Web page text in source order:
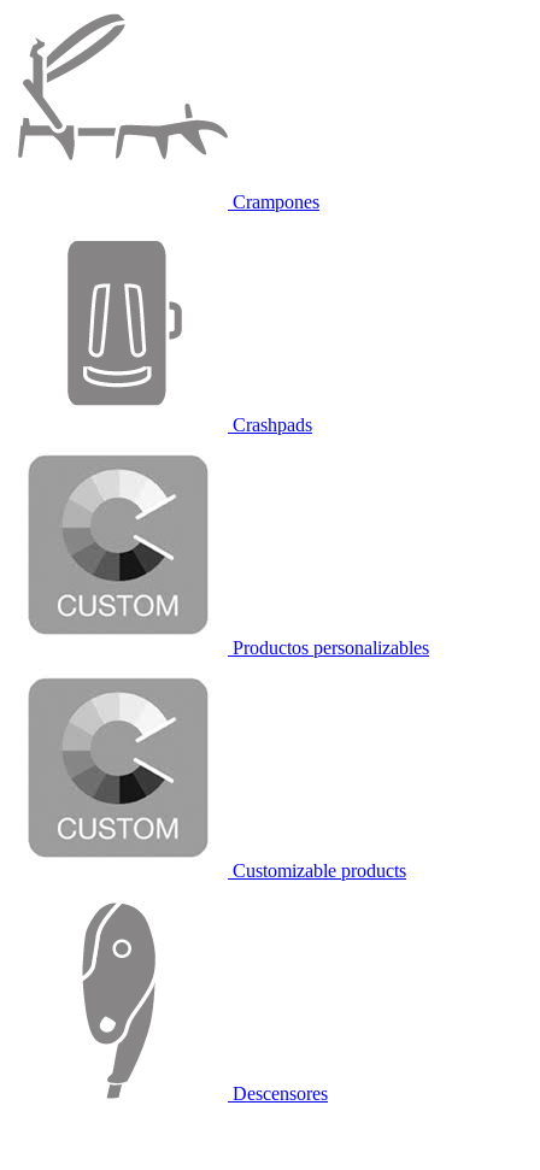
Crampones
Crashpads
Productos personalizables
Customizable products
Descensores